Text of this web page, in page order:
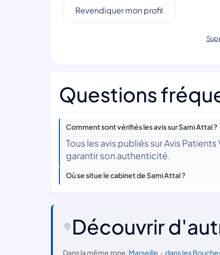
Revendiquer mon profil
Questions
Comment sont vérifiés les avis sur Sami Attal ?
Tous les avis publiés sur Avis
garantir son authenticité.
Où se situe le cabinet de Sami Attal ?
Découvrir
Dans la même zone :Marseille • dans les